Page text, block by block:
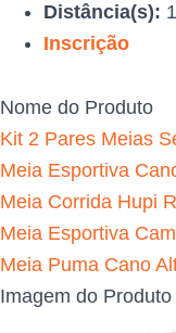
Distância(s):
Inscrição
Nome do Produto
Kit 2 Pares Meias
Meia Esportiva
Meia Corrida Hupi
Meia Esportiva
Meia Puma Cano
Imagem do Produto